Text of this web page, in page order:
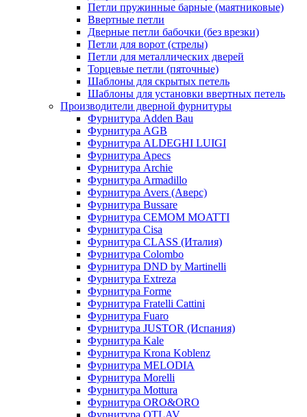
Петли пружинные барные (маятниковые)
Ввертные петли
Дверные петли бабочки (без врезки)
Петли для ворот (стрелы)
Петли для металлических дверей
Торцевые петли (пяточные)
Шаблоны для скрытых петель
Шаблоны для установки ввертных петель
Производители дверной фурнитуры
Фурнитура Adden Bau
Фурнитура AGB
Фурнитура ALDEGHI LUIGI
Фурнитура Apecs
Фурнитура Archie
Фурнитура Armadillo
Фурнитура Avers (Аверс)
Фурнитура Bussare
Фурнитура CEMOM MOATTI
Фурнитура Cisa
Фурнитура CLASS (Италия)
Фурнитура Colombo
Фурнитура DND by Martinelli
Фурнитура Extreza
Фурнитура Forme
Фурнитура Fratelli Cattini
Фурнитура Fuaro
Фурнитура JUSTOR (Испания)
Фурнитура Kale
Фурнитура Krona Koblenz
Фурнитура MELODIA
Фурнитура Morelli
Фурнитура Mottura
Фурнитура ORO&ORO
Фурнитура OTLAV